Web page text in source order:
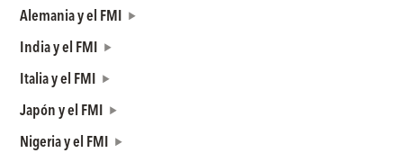
Alemania y el FMI
India y el FMI
Italia y el FMI
Japón y el FMI
Nigeria y el FMI